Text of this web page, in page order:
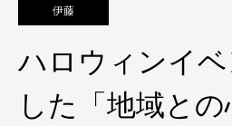
伊藤
ハロウィンイ
した「地域と